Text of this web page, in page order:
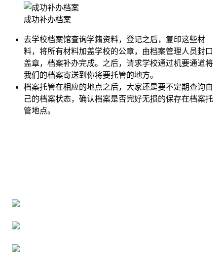
成功补办档案
去学校档案馆查询学籍资料，登记之后，复印这些材
料，将所有材料加盖学校的公章，由档案管理人员封口
盖章，档案补办完成。之后，请求学校通过机要通道将
我们的档案寄送到你将要托管的地方。
档案托管在相应的地点之后，大家还是要不定期查询自
己的档案状态，确认档案是否完好无损的保存在档案托
管地点。